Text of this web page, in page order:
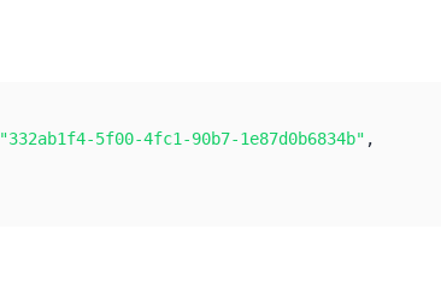
"332ab1f4-5f00-4fc1-90b7-1e87d0b6834b" ,